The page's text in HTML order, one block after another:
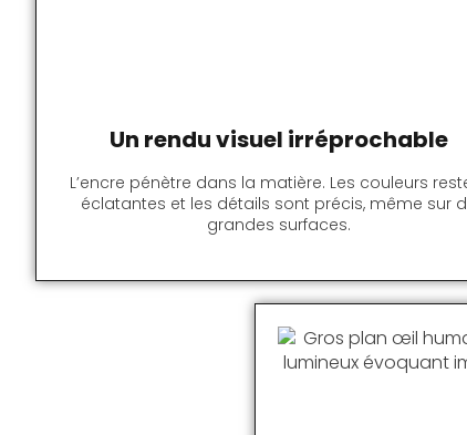
Un rendu visuel irréprochable
L’encre pénètre dans la matière. Les couleurs
éclatantes et les détails sont précis, même sur
grandes surfaces.